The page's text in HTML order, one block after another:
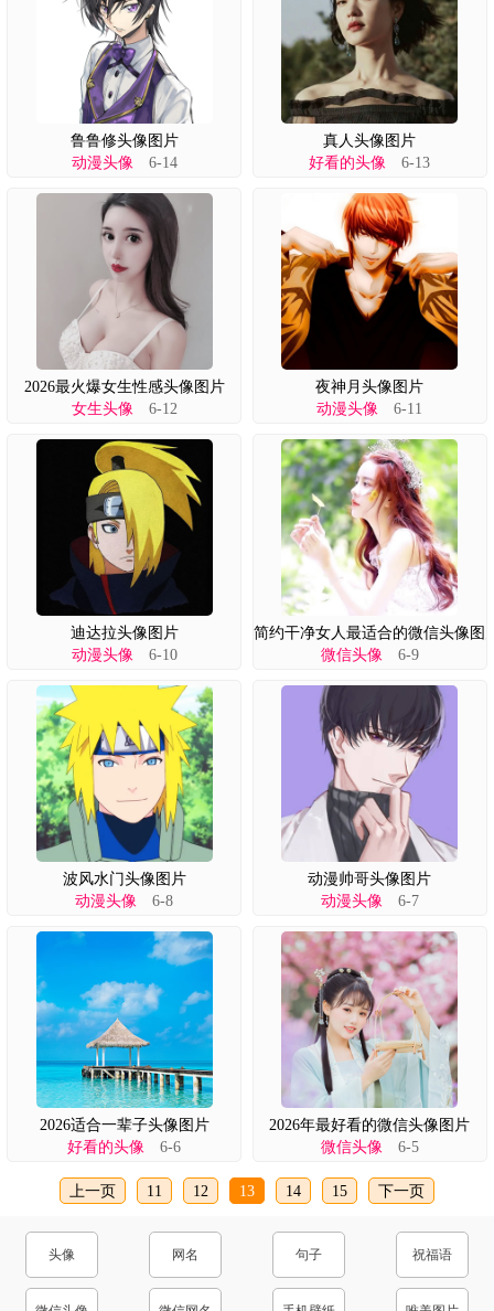
鲁鲁修头像图片
动漫头像6-14
真人头像图片
好看的头像 6-13
2026最火爆女生性感头像图片
女生头像6-12
夜神月头像图片
动漫头像 6-11
迪达拉头像图片
动漫头像6-10
简约干净女人最适合的微信头像图
微信头像6-9
波风水门头像图片
动漫头像 6-8
动漫帅哥头像图片
动漫头像6-7
2026适合一辈子头像图片
好看的头像 6-6
2026年最好看的微信头像图片
微信头像6-5
上一页 11 12 13 14 15 下一页
头像 网名 句子 祝福语